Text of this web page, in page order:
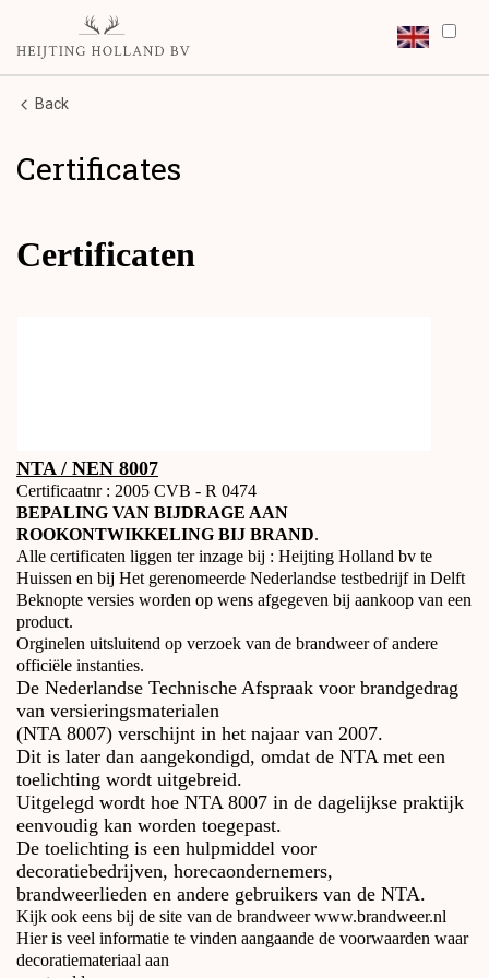
Back
Certificates
Certificaten
NTA / NEN 8007
Certificaatnr : 2005 CVB - R 0474
BEPALING VAN BIJDRAGE AAN
ROOKONTWIKKELING BIJ BRAND.
Alle certificaten liggen ter inzage bij : Heijting Holland bv te
Huissen en bij Het gerenomeerde Nederlandse testbedrijf in Delft
Beknopte versies worden op wens afgegeven bij aankoop van een
product.
Orginelen uitsluitend op verzoek van de brandweer of andere
officiële instanties.
De Nederlandse Technische Afspraak voor brandgedrag
van versieringsmaterialen
(NTA 8007) verschijnt in het najaar van 2007.
Dit is later dan aangekondigd, omdat de NTA met een
toelichting wordt uitgebreid.
Uitgelegd wordt hoe NTA 8007 in de dagelijkse praktijk
eenvoudig kan worden toegepast.
De toelichting is een hulpmiddel voor
decoratiebedrijven, horecaondernemers,
brandweerlieden en andere gebruikers van de NTA.
Kijk ook eens bij de site van de brandweer www.brandweer.nl
Hier is veel informatie te vinden aangaande de voorwaarden waar
decoratiemateriaal aan